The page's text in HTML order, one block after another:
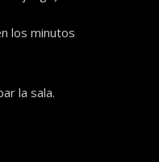
los minutos
la sala.